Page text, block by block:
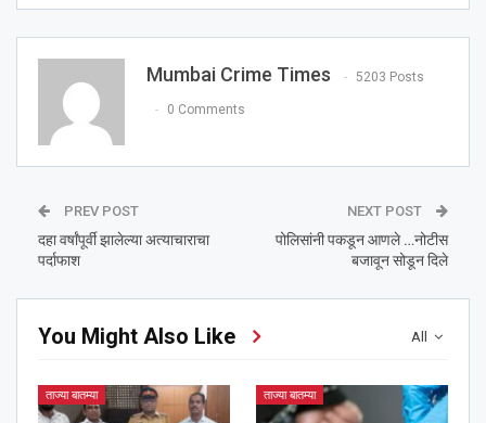
Mumbai Crime Times 5203 Posts
0 Comments
PREV POST
दहा वर्षांपूर्वी झालेल्या अत्याचाराचा
पर्दाफाश
NEXT POST
पोलिसांनी पकडून आणले …नोटीस
बजावून सोडून दिले
All
You Might Also Like
ताज्या बातम्या ताज्या बातम्या